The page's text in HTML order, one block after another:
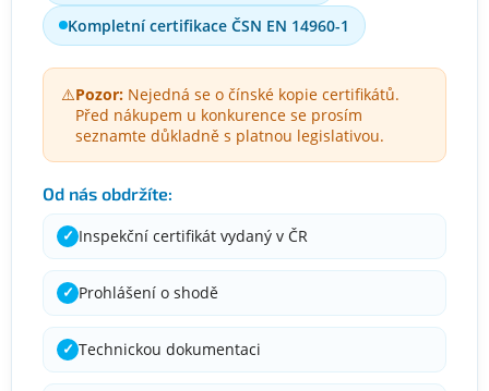
Kompletní certifikace ČSN EN 14960-1
⚠️Pozor: Nejedná se o čínské kopie certifikátů.
Před nákupem u konkurence se prosím
seznamte důkladně s platnou legislativou.
Od nás obdržíte:
✓ Inspekční certifikát vydaný v ČR
✓ Prohlášení o shodě
✓ Technickou dokumentaci